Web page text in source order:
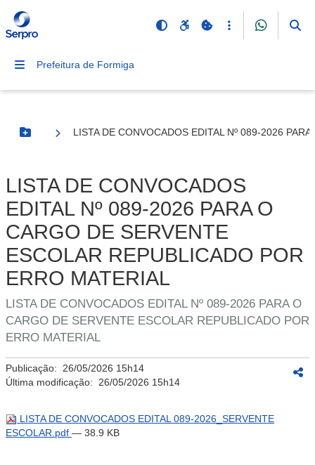
Prefeitura de Formiga
Botão Menu
LISTA DE CONVOCADOS EDITAL Nº 089-2026
LISTA DE CONVOCADOS
EDITAL Nº 089-2026 PARA O
CARGO DE SERVENTE
ESCOLAR REPUBLICADO POR
ERRO MATERIAL
LISTA DE CONVOCADOS EDITAL Nº 089-2026 PARA O
CARGO DE SERVENTE ESCOLAR REPUBLICADO POR
ERRO MATERIAL
Publicação: 26/05/2026 15h14
Última modificação: 26/05/2026 15h14
LISTA DE CONVOCADOS EDITAL 089-2026_SERVENTE
ESCOLAR.pdf — 38.9 KB